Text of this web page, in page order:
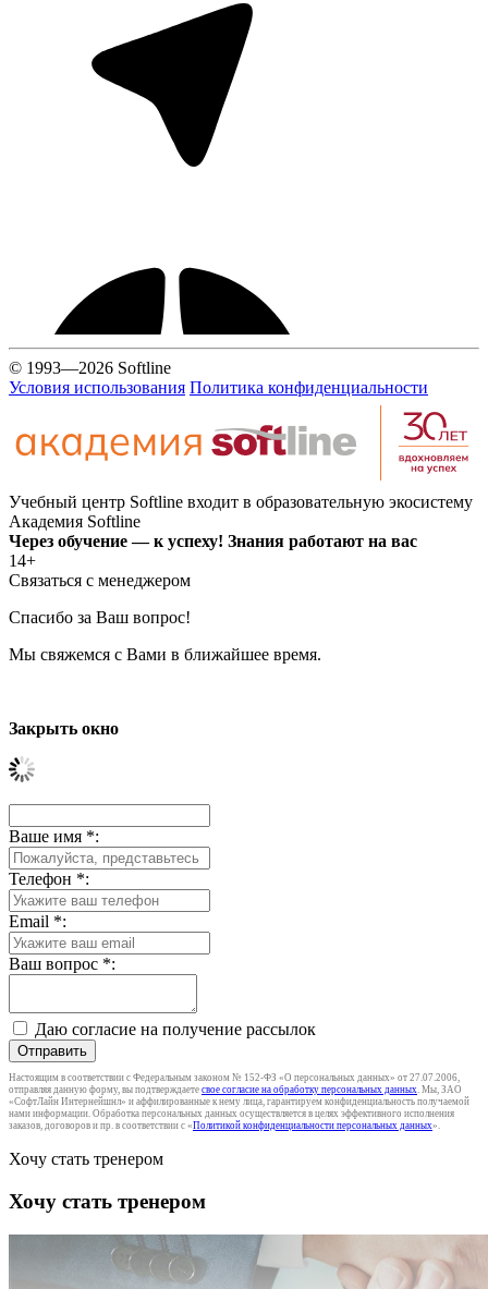
© 1993—2026 Softline
Условия использования Политика конфиденциальности
Учебный центр Softline входит в образовательную экосистему
Академия Softline
Через обучение — к успеху! Знания работают на вас
14+
Связаться с менеджером
Спасибо за Ваш вопрос!
Мы свяжемся с Вами в ближайшее время.
Закрыть окно
Ваше имя *:
Телефон *:
Email *:
Ваш вопрос *:
Даю согласие на получение рассылок
Отправить
Настоящим в соответствии с Федеральным законом № 152-ФЗ «О персональных данных» от 27.07.2006,
отправляя данную форму, вы подтверждаете свое согласие на обработку персональных данных. Мы, ЗАО
«СофтЛайн Интернейшнл» и аффилированные к нему лица, гарантируем конфиденциальность получаемой
нами информации. Обработка персональных данных осуществляется в целях эффективного исполнения
заказов, договоров и пр. в соответствии с «Политикой конфиденциальности персональных данных».
Хочу стать тренером
Хочу стать тренером